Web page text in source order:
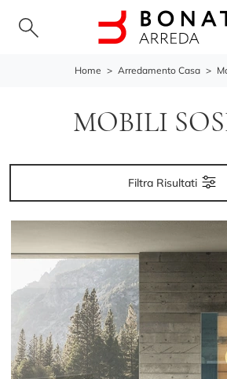
Home > Arredamento Casa >
MOBILI
Filtra Risultati